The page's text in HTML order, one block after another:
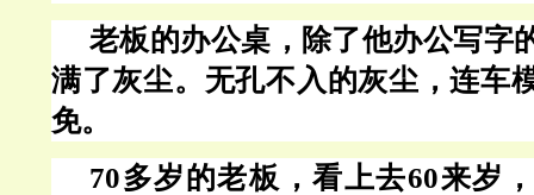
老板的办公桌，除了他办公写字
满了灰尘。无孔不入的灰尘，连车
免。
70多岁的老板，看上去60来岁